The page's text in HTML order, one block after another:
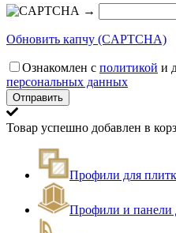
→
Обновить капчу (CAPTCHA)
Ознакомлен с политикой и
персональных данных
Товар успешно добавлен в
Профили для
Профили и панели